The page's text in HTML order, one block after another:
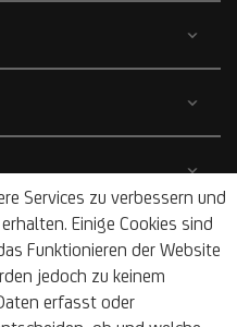
Services zu verbessern und
Einige Cookies sind
Funktionieren der Website
jedoch zu keinem
erfasst oder